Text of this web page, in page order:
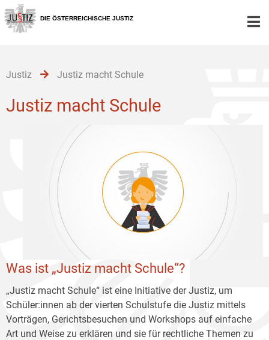
Zur
Hauptnavigation
[1]
Zum
Inhalt
[2]
Zum
Untermenü
[3]
DIE ÖSTERREICHISCHE JUSTIZ
Justiz Justiz macht Schule
Justiz macht Schule
Was ist „Justiz macht Schule“?
„Justiz macht Schule“ ist eine Initiative der Justiz, um
Schüler:innen ab der vierten Schulstufe die Justiz mittels
Vorträgen, Gerichtsbesuchen und Workshops auf einfache
Art und Weise zu erklären und sie für rechtliche Themen zu